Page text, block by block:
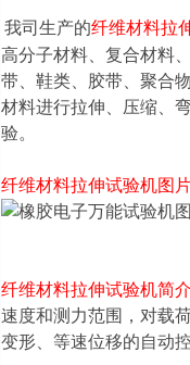
我司生产的纤维材料拉
高分子材料、复合材料
带、鞋类、胶带、聚合
材料进行拉伸、压缩、
验。
纤维材料拉伸试验机图
纤维材料拉伸试验机简
速度和测力范围，对载
变形、等速位移的自动